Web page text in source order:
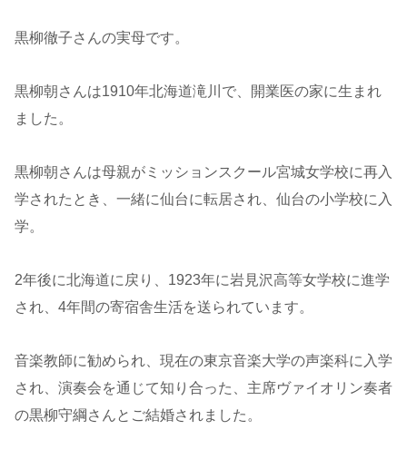
黒柳徹子さんの実母です。
黒柳朝さんは1910年北海道滝川で、開業医の家に生まれ
ました。
黒柳朝さんは母親がミッションスクール宮城女学校に再入
学されたとき、一緒に仙台に転居され、仙台の小学校に入
学。
2年後に北海道に戻り、1923年に岩見沢高等女学校に進学
され、4年間の寄宿舎生活を送られています。
音楽教師に勧められ、現在の東京音楽大学の声楽科に入学
され、演奏会を通じて知り合った、主席ヴァイオリン奏者
の黒柳守綱さんとご結婚されました。